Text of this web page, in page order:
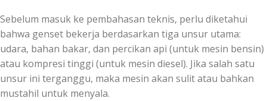
Sebelum masuk ke pembahasan teknis, perlu diketahui
bahwa genset bekerja berdasarkan tiga unsur utama:
udara, bahan bakar, dan percikan api (untuk mesin bensin)
atau kompresi tinggi (untuk mesin diesel). Jika salah satu
unsur ini terganggu, maka mesin akan sulit atau bahkan
mustahil untuk menyala.